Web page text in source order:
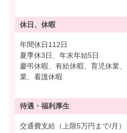
休日、休暇
年間休日112日
夏季休3日、年末年始5日
慶弔休暇、有給休暇、育児休業
業、看護休暇
待遇・ 福利厚生
交通費支給（上限5万円まで/月）